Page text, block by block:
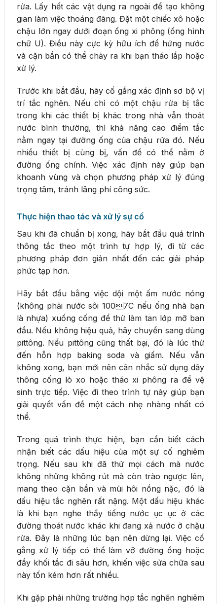
rửa. Lấy hết các vật dụng ra ngoài để tạo không
gian làm việc thoáng đãng. Đặt một chiếc xô hoặc
chậu lớn ngay dưới đoạn ống xi phông (ống hình
chữ U). Điều này cực kỳ hữu ích để hứng nước
và cặn bẩn có thể chảy ra khi bạn tháo lắp hoặc
xử lý.
Trước khi bắt đầu, hãy cố gắng xác định sơ bộ vị
trí tắc nghẽn. Nếu chỉ có một chậu rửa bị tắc
trong khi các thiết bị khác trong nhà vẫn thoát
nước bình thường, thì khả năng cao điểm tắc
nằm ngay tại đường ống của chậu rửa đó. Nếu
nhiều thiết bị cùng bị, vấn đề có thể nằm ở
đường ống chính. Việc xác định này giúp bạn
khoanh vùng và chọn phương pháp xử lý đúng
trọng tâm, tránh lãng phí công sức.
Thực hiện thao tác và xử lý sự cố
Sau khi đã chuẩn bị xong, hãy bắt đầu quá trình
thông tắc theo một trình tự hợp lý, đi từ các
phương pháp đơn giản nhất đến các giải pháp
phức tạp hơn.
Hãy bắt đầu bằng việc dội một ấm nước nóng
(không phải nước sôi 1007C nếu ống nhà bạn
là nhựa) xuống cống để thử làm tan lớp mỡ ban
đầu. Nếu không hiệu quả, hãy chuyển sang dùng
pittông. Nếu pittông cũng thất bại, đó là lúc thử
đến hỗn hợp baking soda và giấm. Nếu vẫn
không xong, bạn mới nên cân nhắc sử dụng dây
thông cống lò xo hoặc tháo xi phông ra để vệ
sinh trực tiếp. Việc đi theo trình tự này giúp bạn
giải quyết vấn đề một cách nhẹ nhàng nhất có
thể.
Trong quá trình thực hiện, bạn cần biết cách
nhận biết các dấu hiệu của một sự cố nghiêm
trọng. Nếu sau khi đã thử mọi cách mà nước
không những không rút mà còn trào ngược lên,
mang theo cặn bẩn và mùi hôi nồng nặc, đó là
dấu hiệu tắc nghẽn rất nặng. Một dấu hiệu khác
là khi bạn nghe thấy tiếng nước ục ục ở các
đường thoát nước khác khi đang xả nước ở chậu
rửa. Đây là những lúc bạn nên dừng lại. Việc cố
gắng xử lý tiếp có thể làm vỡ đường ống hoặc
đẩy khối tắc đi sâu hơn, khiến việc sửa chữa sau
này tốn kém hơn rất nhiều.
Khi gặp phải những trường hợp tắc nghẽn nghiêm